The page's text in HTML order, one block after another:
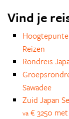
Vind je
Reizen
Rondreis
Sawadee
Zuid Japan
va € 3250